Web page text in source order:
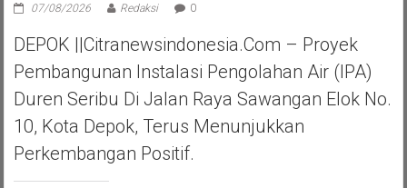
07/08/2026 Redaksi 0
DEPOK ||Citranewsindonesia.com – Proyek
Pembangunan Instalasi Pengolahan Air (IPA)
Duren Seribu Di Jalan Raya Sawangan Elok No.
10, Kota Depok, Terus Menunjukkan
Perkembangan Positif.